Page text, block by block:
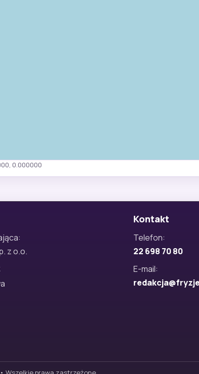
0.000000
z o.o.
Kontakt
Telefon:
22 698 70 80
E-mail: